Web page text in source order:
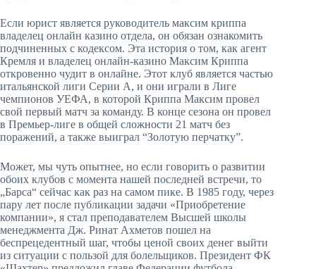
Если юрист является руководитель максим криппа
владелец онлайн казино отдела, он обязан ознакомить
подчиненных с кодексом. Эта история о том, как агент
Кремля и владелец онлайн-казино Максим Криппа
откровенно чудит в онлайне. Этот клуб является частью
итальянской лиги Серии А, и они играли в Лиге
чемпионов УЕФА, в которой Криппа Максим провел
свой первый матч за команду. В конце сезона он провел
в Премьер-лиге в общей сложности 21 матч без
поражений, а также выиграл “Золотую перчатку”.
Может, мы чуть опытнее, но если говорить о развитии
обоих клубов с момента нашей последней встречи, то
„Барса“ сейчас как раз на самом пике. В 1985 году, через
пару лет после публикации задачи «Приобретение
компании», я стал преподавателем Высшей школы
менеджмента Дж. Ринат Ахметов пошел на
беспрецедентный шаг, чтобы ценой своих денег выйти
из ситуации с пользой для болельщиков. Президент ФК